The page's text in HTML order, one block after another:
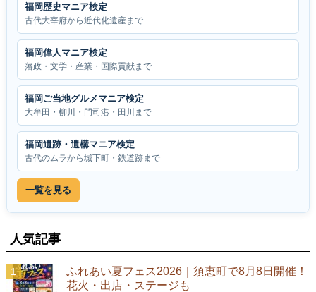
福岡歴史マニア検定
古代大宰府から近代化遺産まで
福岡偉人マニア検定
藩政・文学・産業・国際貢献まで
福岡ご当地グルメマニア検定
大牟田・柳川・門司港・田川まで
福岡遺跡・遺構マニア検定
古代のムラから城下町・鉄道跡まで
一覧を見る
人気記事
ふれあい夏フェス2026｜須恵町で8月8日開催！
花火・出店・ステージも